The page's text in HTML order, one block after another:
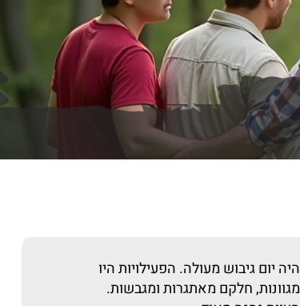
היה יום גיבוש מעולה. הפעילויות היו
מגוונות, חלקם מאתגרות ומגבשות.